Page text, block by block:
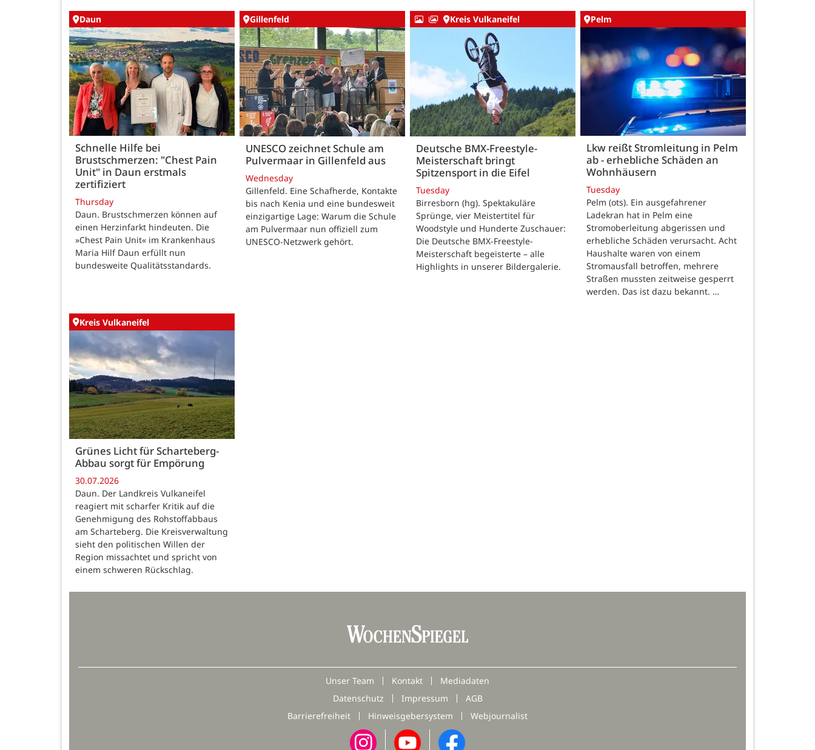
Daun
Schnelle Hilfe bei
Brustschmerzen: "Chest Pain
Unit" in Daun erstmals
zertifiziert
Thursday
Daun. Brustschmerzen können auf
einen Herzinfarkt hindeuten. Die
»Chest Pain Unit« im Krankenhaus
Maria Hilf Daun erfüllt nun
bundesweite Qualitätsstandards.
Gillenfeld
UNESCO zeichnet Schule am
Pulvermaar in Gillenfeld aus
Wednesday
Gillenfeld. Eine Schafherde, Kontakte
bis nach Kenia und eine bundesweit
einzigartige Lage: Warum die Schule
am Pulvermaar nun offiziell zum
UNESCO-Netzwerk gehört.
Kreis Vulkaneifel
Deutsche BMX-Freestyle-
Meisterschaft bringt
Spitzensport in die Eifel
Tuesday
Birresborn (hg). Spektakuläre
Sprünge, vier Meistertitel für
Woodstyle und Hunderte Zuschauer:
Die Deutsche BMX-Freestyle-
Meisterschaft begeisterte – alle
Highlights in unserer Bildergalerie.
Pelm
Lkw reißt Stromleitung in Pelm
ab - erhebliche Schäden an
Wohnhäusern
Tuesday
Pelm (ots). Ein ausgefahrener
Ladekran hat in Pelm eine
Stromoberleitung abgerissen und
erhebliche Schäden verursacht. Acht
Haushalte waren von einem
Stromausfall betroffen, mehrere
Straßen mussten zeitweise gesperrt
werden. Das ist dazu bekannt. …
Kreis Vulkaneifel
Grünes Licht für Scharteberg-
Abbau sorgt für Empörung
30.07.2026
Daun. Der Landkreis Vulkaneifel
reagiert mit scharfer Kritik auf die
Genehmigung des Rohstoffabbaus
am Scharteberg. Die Kreisverwaltung
sieht den politischen Willen der
Region missachtet und spricht von
einem schweren Rückschlag.
Unser Team Kontakt
Mediadaten
Datenschutz
Impressum
AGB
Barrierefreiheit
Hinweisgebersystem Webjournalist